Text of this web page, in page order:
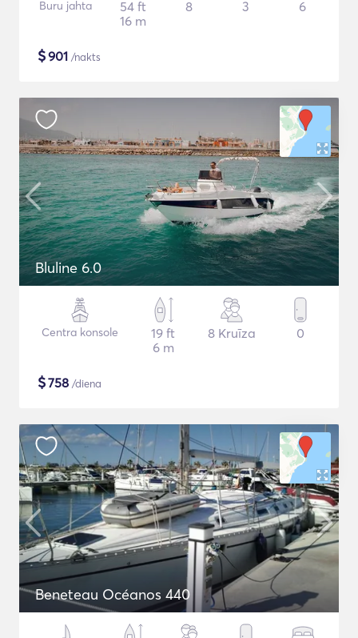
Buru jahta
54 ft
16 m
8 3 6
$901 /nakts
Bluline 6.0
Centra konsole
19 ft
6 m
8 Kruīza 0
$758 /diena
Beneteau Océanos 440